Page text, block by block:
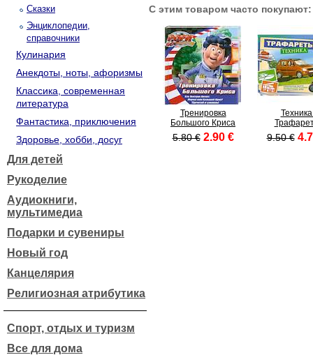
Сказки
Энциклопедии,
справочники
Кулинария
Анекдоты, ноты, афоризмы
Классика, современная
литература
Фантастика, приключения
Здоровье, хобби, досуг
Для детей
Рукоделие
Аудиокниги,
мультимедиа
Подарки и сувениры
Новый год
Канцелярия
Религиозная атрибутика
Спорт, отдых и туризм
Все для дома
С этим товаром часто покупают:
Тренировка
Большого Криса
5.80 € 2.90 € 9.50 €